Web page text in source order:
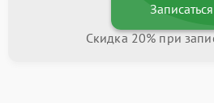
Записаться
Скидка 20% при